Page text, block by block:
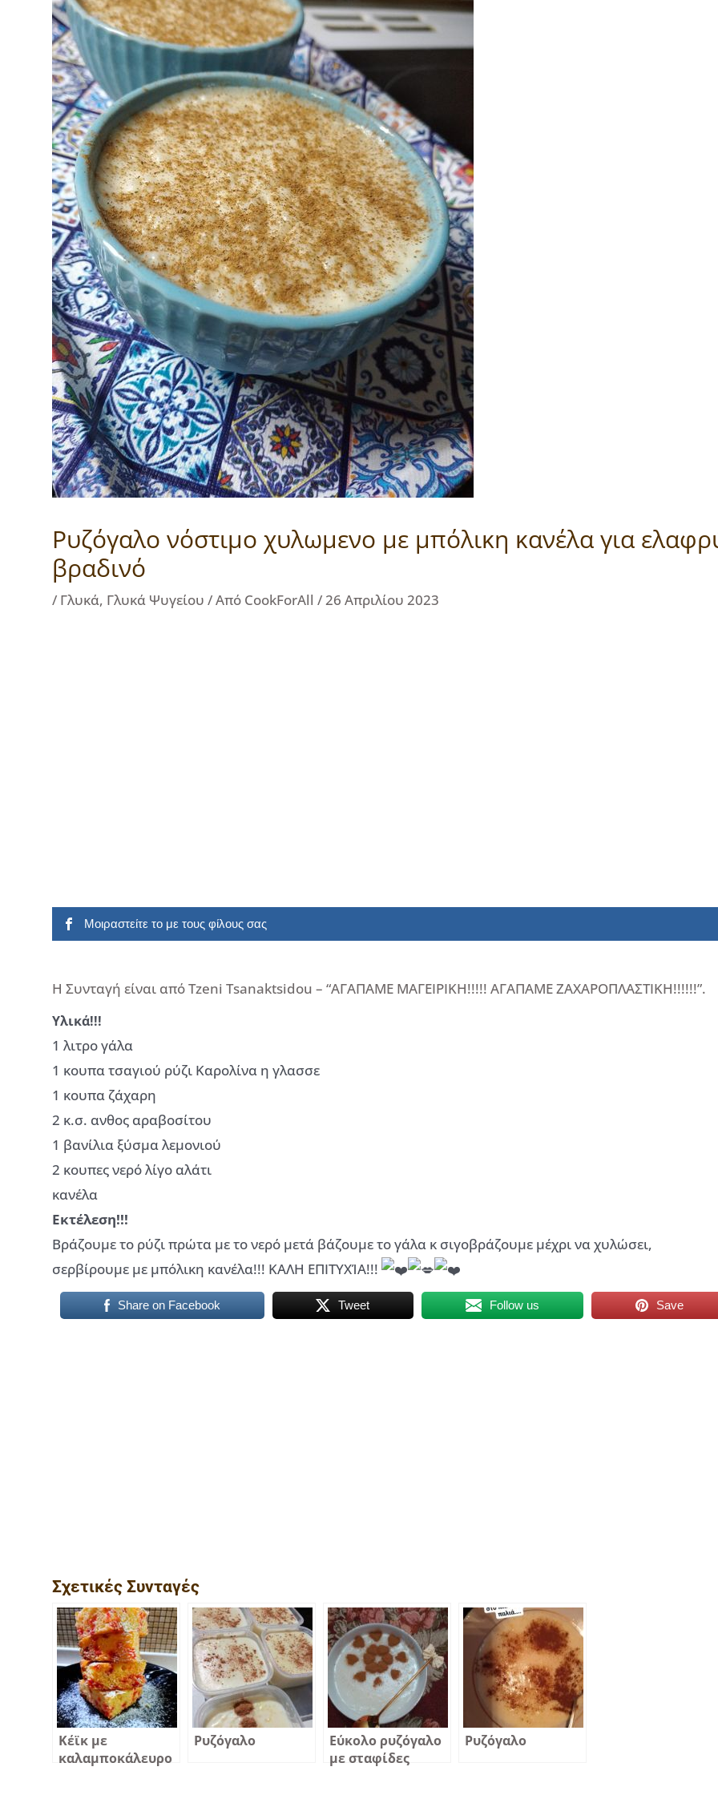
Ρυζόγαλο νόστιμο χυλωμενο με μπόλικη κανέλα για
βραδινό
/ Γλυκά, Γλυκά Ψυγείου / Από CookForAll /26 Απριλίου 2023
Μοιραστείτε το με τους φίλους σας
Η Συνταγή είναι από Tzeni Tsanaktsidou – “ΑΓΑΠΑΜΕ ΜΑΓΕΙΡΙΚΗ!!!!! ΑΓΑΠΑΜΕ ΖΑΧΑΡΟΠΛΑΣΤΙΚΗ!!!!!!”.
Υλικά!!!
1 λιτρο γάλα
1 κουπα τσαγιού ρύζι Καρολίνα η γλασσε
1 κουπα ζάχαρη
2 κ.σ. ανθος αραβοσίτου
1 βανίλια ξύσμα λεμονιού
2 κουπες νερό λίγο αλάτι
κανέλα
Εκτέλεση!!!
Βράζουμε το ρύζι πρώτα με το νερό μετά βάζουμε το γάλα κ σιγοβράζουμε μέχρι να χυλώσει,
σερβίρουμε με μπόλικη κανέλα!!! ΚΑΛΗ ΕΠΙΤΥΧΊΑ!!!
Share on Facebook Tweet Follow us Save
Σχετικές Συνταγές
Κέϊκ με
καλαμποκάλευρο
Ρυζόγαλο
Εύκολο ρυζόγαλο
με σταφίδες
Ρυζόγαλο